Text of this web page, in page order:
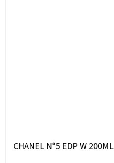
CHANEL N°5 EDP W 200ML